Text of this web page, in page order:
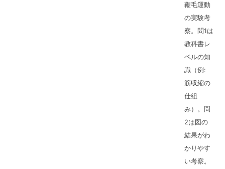
鞭毛運動
の実験考
察。問1は
教科書レ
ベルの知
識（例:
筋収縮の
仕組
み）。問
2は図の
結果がわ
かりやす
い考察。